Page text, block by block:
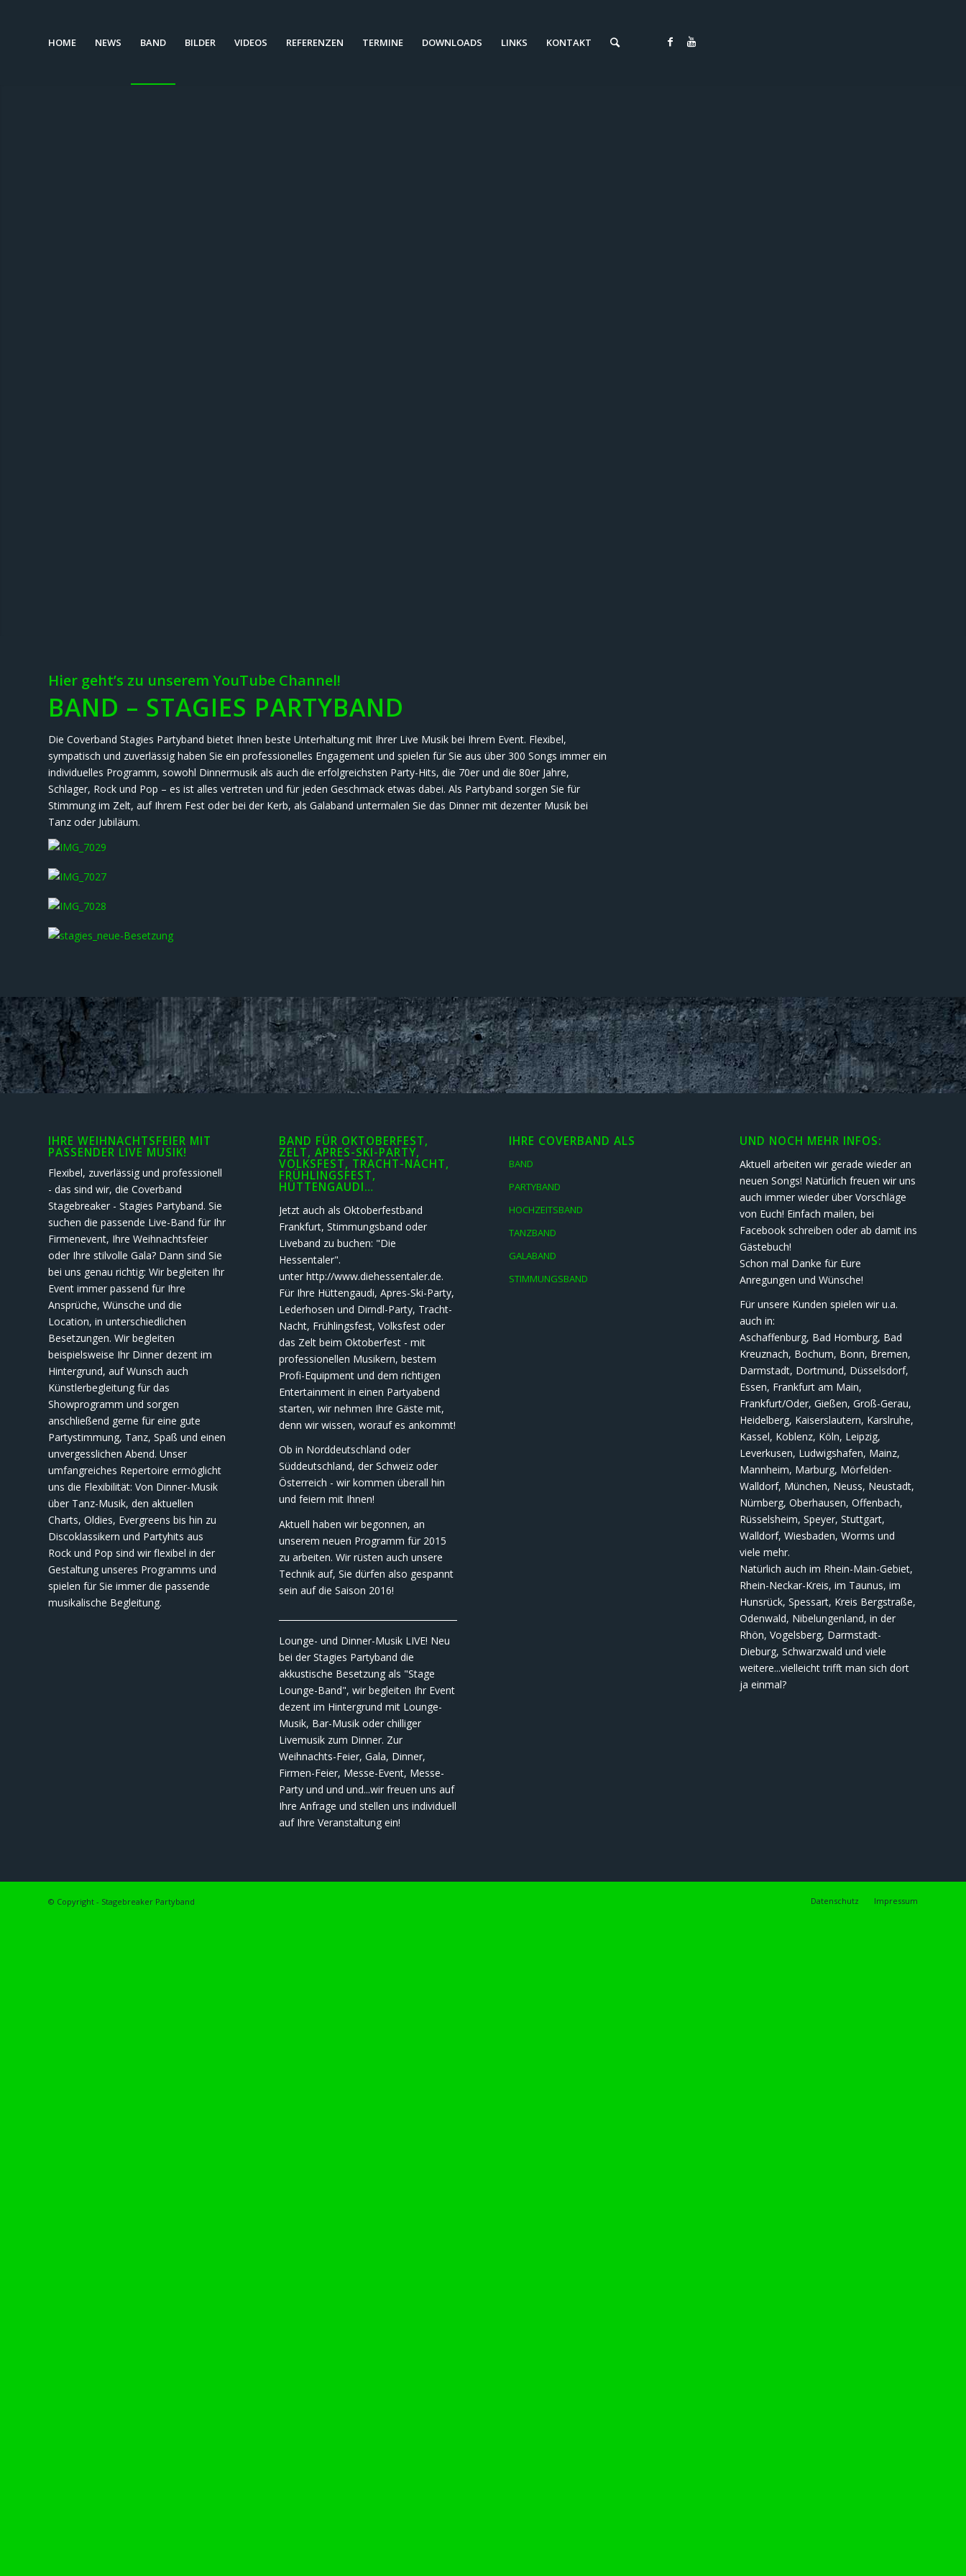
HOME NEWS BAND BILDER VIDEOS REFERENZEN TERMINE DOWNLOADS LINKS KONTAKT
Hier geht’s zu unserem YouTube Channel!
BAND – STAGIES PARTYBAND
Die Coverband Stagies Partyband bietet Ihnen beste Unterhaltung mit Ihrer Live Musik bei Ihrem Event. Flexibel,
sympatisch und zuverlässig haben Sie ein professionelles Engagement und spielen für Sie aus über 300 Songs immer ein
individuelles Programm, sowohl Dinnermusik als auch die erfolgreichsten Party-Hits, die 70er und die 80er Jahre,
Schlager, Rock und Pop – es ist alles vertreten und für jeden Geschmack etwas dabei. Als Partyband sorgen Sie für
Stimmung im Zelt, auf Ihrem Fest oder bei der Kerb, als Galaband untermalen Sie das Dinner mit dezenter Musik bei
Tanz oder Jubiläum.
IHRE WEIHNACHTSFEIER MIT
PASSENDER LIVE MUSIK!
Flexibel, zuverlässig und professionell
- das sind wir, die Coverband
Stagebreaker - Stagies Partyband. Sie
suchen die passende Live-Band für Ihr
Firmenevent, Ihre Weihnachtsfeier
oder Ihre stilvolle Gala? Dann sind Sie
bei uns genau richtig: Wir begleiten Ihr
Event immer passend für Ihre
Ansprüche, Wünsche und die
Location, in unterschiedlichen
Besetzungen. Wir begleiten
beispielsweise Ihr Dinner dezent im
Hintergrund, auf Wunsch auch
Künstlerbegleitung für das
Showprogramm und sorgen
anschließend gerne für eine gute
Partystimmung, Tanz, Spaß und einen
unvergesslichen Abend. Unser
umfangreiches Repertoire ermöglicht
uns die Flexibilität: Von Dinner-Musik
über Tanz-Musik, den aktuellen
Charts, Oldies, Evergreens bis hin zu
Discoklassikern und Partyhits aus
Rock und Pop sind wir flexibel in der
Gestaltung unseres Programms und
spielen für Sie immer die passende
musikalische Begleitung.
BAND FÜR OKTOBERFEST,
ZELT, APRES-SKI-PARTY,
VOLKSFEST, TRACHT-NACHT,
FRÜHLINGSFEST,
HÜTTENGAUDI…
Jetzt auch als Oktoberfestband
Frankfurt, Stimmungsband oder
Liveband zu buchen: "Die
Hessentaler".
unter http://www.diehessentaler.de.
Für Ihre Hüttengaudi, Apres-Ski-Party,
Lederhosen und Dirndl-Party, Tracht-
Nacht, Frühlingsfest, Volksfest oder
das Zelt beim Oktoberfest - mit
professionellen Musikern, bestem
Profi-Equipment und dem richtigen
Entertainment in einen Partyabend
starten, wir nehmen Ihre Gäste mit,
denn wir wissen, worauf es ankommt!
Ob in Norddeutschland oder
Süddeutschland, der Schweiz oder
Österreich - wir kommen überall hin
und feiern mit Ihnen!
Aktuell haben wir begonnen, an
unserem neuen Programm für 2015
zu arbeiten. Wir rüsten auch unsere
Technik auf, Sie dürfen also gespannt
sein auf die Saison 2016!
Lounge- und Dinner-Musik LIVE! Neu
bei der Stagies Partyband die
akkustische Besetzung als "Stage
Lounge-Band", wir begleiten Ihr Event
dezent im Hintergrund mit Lounge-
Musik, Bar-Musik oder chilliger
Livemusik zum Dinner. Zur
Weihnachts-Feier, Gala, Dinner,
Firmen-Feier, Messe-Event, Messe-
Party und und und...wir freuen uns auf
Ihre Anfrage und stellen uns individuell
auf Ihre Veranstaltung ein!
IHRE COVERBAND ALS
BAND
PARTYBAND
HOCHZEITSBAND
TANZBAND
GALABAND
STIMMUNGSBAND
UND NOCH MEHR INFOS:
Aktuell arbeiten wir gerade wieder an
neuen Songs! Natürlich freuen wir uns
auch immer wieder über Vorschläge
von Euch! Einfach mailen, bei
Facebook schreiben oder ab damit ins
Gästebuch!
Schon mal Danke für Eure
Anregungen und Wünsche!
Für unsere Kunden spielen wir u.a.
auch in:
Aschaffenburg, Bad Homburg, Bad
Kreuznach, Bochum, Bonn, Bremen,
Darmstadt, Dortmund, Düsselsdorf,
Essen, Frankfurt am Main,
Frankfurt/Oder, Gießen, Groß-Gerau,
Heidelberg, Kaiserslautern, Karslruhe,
Kassel, Koblenz, Köln, Leipzig,
Leverkusen, Ludwigshafen, Mainz,
Mannheim, Marburg, Mörfelden-
Walldorf, München, Neuss, Neustadt,
Nürnberg, Oberhausen, Offenbach,
Rüsselsheim, Speyer, Stuttgart,
Walldorf, Wiesbaden, Worms und
viele mehr.
Natürlich auch im Rhein-Main-Gebiet,
Rhein-Neckar-Kreis, im Taunus, im
Hunsrück, Spessart, Kreis Bergstraße,
Odenwald, Nibelungenland, in der
Rhön, Vogelsberg, Darmstadt-
Dieburg, Schwarzwald und viele
weitere...vielleicht trifft man sich dort
ja einmal?
© Copyright - Stagebreaker Partyband Datenschutz Impressum